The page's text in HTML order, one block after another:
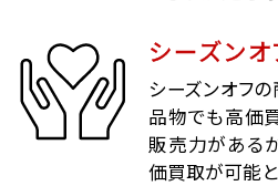
シーズン
シーズンオフ
品物でも高価
販売力がある
価買取が可能と